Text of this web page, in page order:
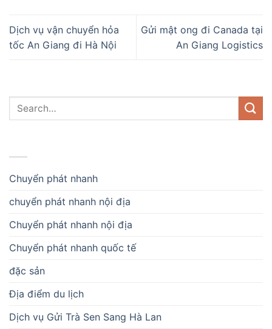
Dịch vụ vận chuyển hỏa
tốc An Giang đi Hà Nội
Gửi mật ong đi Canada tại
An Giang Logistics
Chuyển phát nhanh
chuyển phát nhanh nội địa
Chuyển phát nhanh nội địa
Chuyển phát nhanh quốc tế
đặc sản
Địa điểm du lịch
Dịch vụ Gửi Trà Sen Sang Hà Lan